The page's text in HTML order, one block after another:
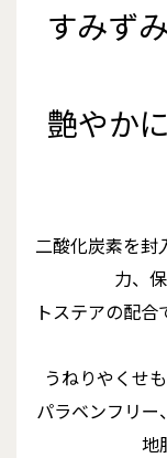
すみず
艶やか
二酸化炭素を封
力、
トステアの配
うねりやくせ
パラベンフリ
地